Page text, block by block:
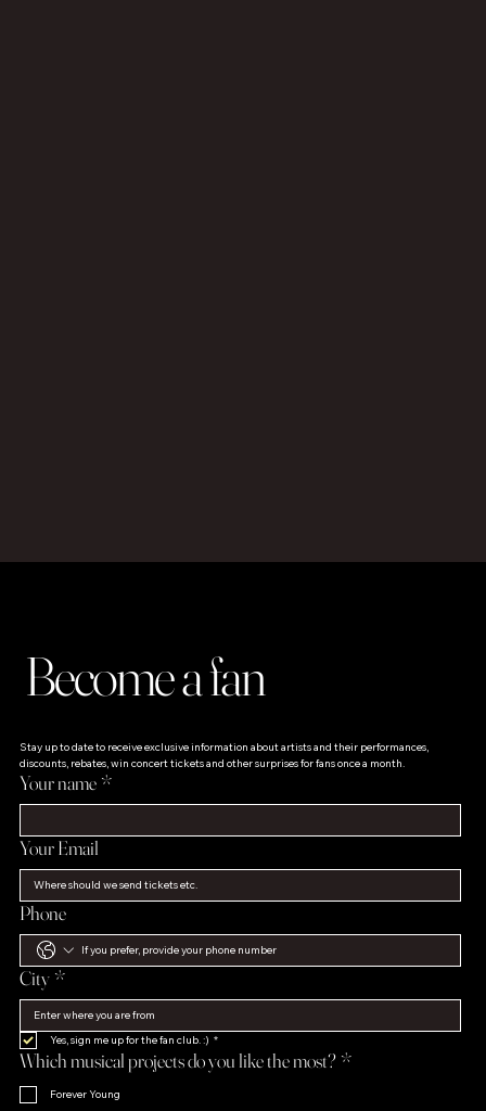
Become a fan
Stay up to date to receive exclusive information about artists and their performances,
discounts, rebates, win concert tickets and other surprises for fans once a month.
Your name *
Your Email
Phone
City *
Yes, sign me up for the fan club. :) *
Which musical projects do you like the most? *
Forever Young